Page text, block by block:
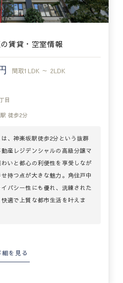
賃貸・空室情報
間取1LDK ～ 2LDK
目
徒歩2分
、神楽坂駅徒歩2分という抜群
産レジデンシャルの高級分譲マ
いと都心の利便性を享受しなが
持つ点が大きな魅力。角住戸中
バシー性にも優れ、洗練された
適で上質な都市生活を叶えま
細を見る